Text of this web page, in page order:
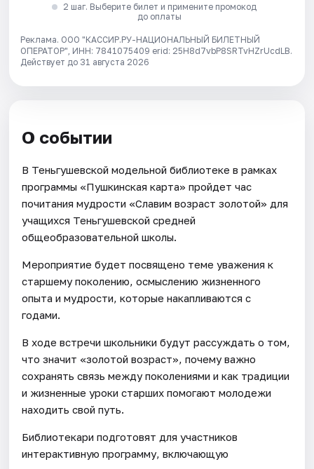
2 шаг. Выберите билет и примените промокод
до оплаты
Реклама. ООО "КАССИР.РУ-НАЦИОНАЛЬНЫЙ БИЛЕТНЫЙ
ОПЕРАТОР", ИНН: 7841075409 erid: 25H8d7vbP8SRTvHZrUcdLB.
Действует до 31 августа 2026
О событии
В Теньгушевской модельной библиотеке в рамках
программы «Пушкинская карта» пройдет час
почитания мудрости «Славим возраст золотой» для
учащихся Теньгушевской средней
общеобразовательной школы.
Мероприятие будет посвящено теме уважения к
старшему поколению, осмыслению жизненного
опыта и мудрости, которые накапливаются с
годами.
В ходе встречи школьники будут рассуждать о том,
что значит «золотой возраст», почему важно
сохранять связь между поколениями и как традиции
и жизненные уроки старших помогают молодежи
находить свой путь.
Библиотекари подготовят для участников
интерактивную программу, включающую